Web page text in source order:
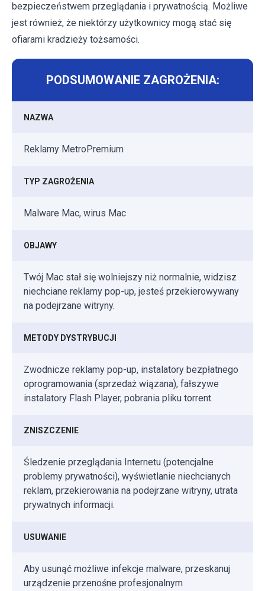
bezpieczeństwem przeglądania i prywatnością. Możliwe
jest również, że niektórzy użytkownicy mogą stać się
ofiarami kradzieży tożsamości.
PODSUMOWANIE ZAGROŻENIA:
NAZWA
Reklamy MetroPremium
TYP ZAGROŻENIA
Malware Mac, wirus Mac
OBJAWY
Twój Mac stał się wolniejszy niż normalnie, widzisz
niechciane reklamy pop-up, jesteś przekierowywany
na podejrzane witryny.
METODY DYSTRYBUCJI
Zwodnicze reklamy pop-up, instalatory bezpłatnego
oprogramowania (sprzedaż wiązana), fałszywe
instalatory Flash Player, pobrania pliku torrent.
ZNISZCZENIE
Śledzenie przeglądania Internetu (potencjalne
problemy prywatności), wyświetlanie niechcianych
reklam, przekierowania na podejrzane witryny, utrata
prywatnych informacji.
USUWANIE
Aby usunąć możliwe infekcje malware, przeskanuj
urządzenie przenośne profesjonalnym